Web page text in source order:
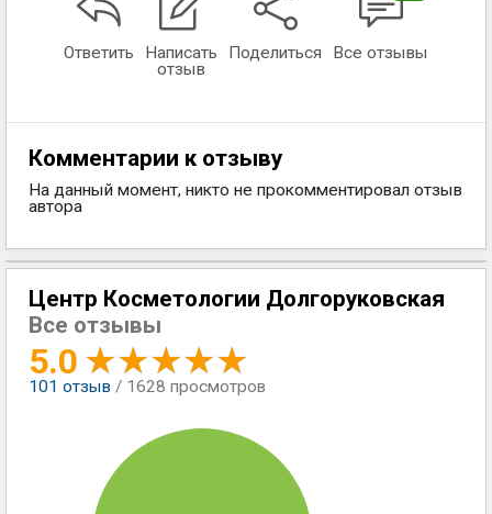
Ответить
Написать
отзыв
Поделиться Все отзывы
Комментарии к отзыву
На данный момент, никто не прокомментировал отзыв
автора
Центр Косметологии Долгоруковская
Все отзывы
5.0
101 отзыв / 1628 просмотров